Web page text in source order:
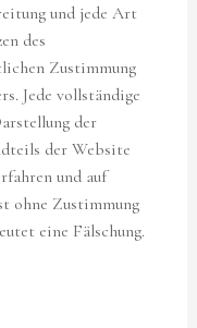
und jede Art
des
Zustimmung
Jede vollständige
der
der Website
und auf
ohne Zustimmung
eine Fälschung.